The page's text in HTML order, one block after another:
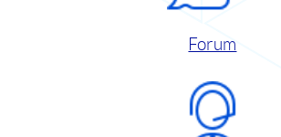
Forum